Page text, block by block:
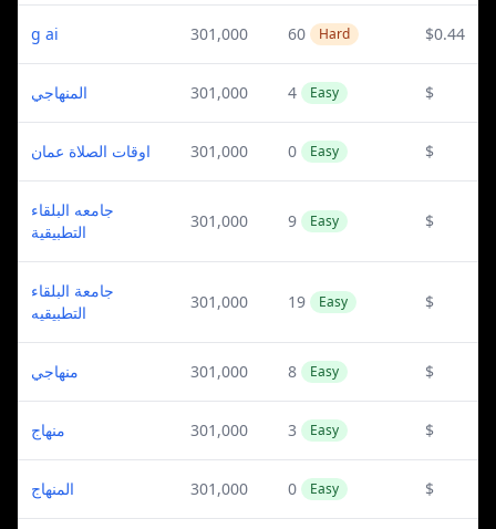
g ai 301,000 60 Hard $0.44
المنهاجي 301,000 4 Easy $
اوقات الصلاة عمان 301,000 0 Easy $
جامعه البلقاء
التطبيقية
301,000 9 Easy $
جامعة البلقاء
التطبيقيه
301,000 19 Easy $
منهاجي 301,000 8 Easy $
منهاج 301,000 3 Easy $
المنهاج 301,000 0 Easy $